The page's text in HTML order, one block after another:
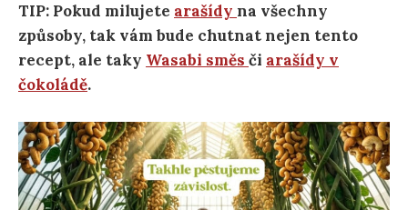
TIP: Pokud milujete arašídy na všechny
způsoby, tak vám bude chutnat nejen tento
recept, ale taky Wasabi směs či arašídy v
čokoládě.